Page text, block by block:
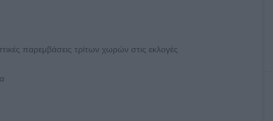
παρεμβάσεις τρίτων χωρών στις εκλογές